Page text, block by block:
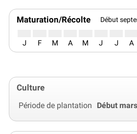
Maturation/Récolte Début
J F M A M J J A
Culture
Période de plantation Début